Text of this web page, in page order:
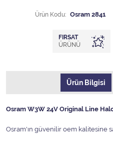
Ürün Kodu: Osram 2841
FIRSAT
ÜRÜNÜ
Ürün Bilgisi
Osram W3W 24V Original Line
Osram'ın güvenilir oem kalitesine